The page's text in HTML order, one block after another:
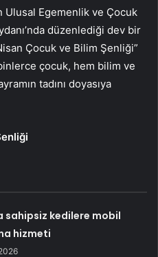
Egemenlik ve Çocuk
düzenlediği dev bir
Çocuk ve Bilim Şenliği”
çocuk, hem bilim ve
tadını doyasıya
sahipsiz kedilere mobil
hizmeti